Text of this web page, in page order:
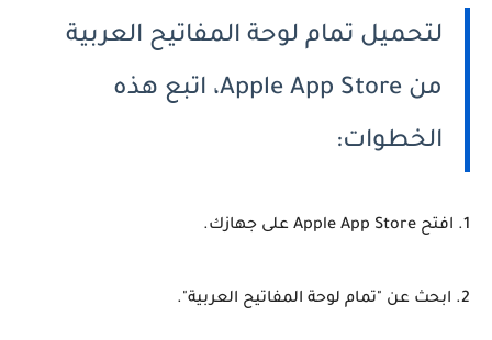
لتحميل تمام لوحة المفاتيح العربية
من Apple App Store، اتبع هذه
الخطوات:
1. افتح Apple App Store على جهازك.
2. ابحث عن "تمام لوحة المفاتيح العربية".